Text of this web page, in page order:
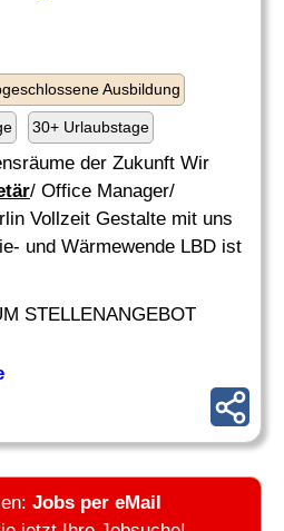
Ausbildung
30+ Urlaubstage
der Zukunft Wir
/ Office Manager/
Vollzeit Gestalte mit uns
und Wärmewende LBD ist
STELLENANGEBOT
Jobs per eMail